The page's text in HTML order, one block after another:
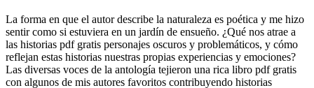
La forma en que el autor describe la naturaleza es poética y me hizo
sentir como si estuviera en un jardín de ensueño. ¿Qué nos atrae a
las historias pdf gratis personajes oscuros y problemáticos, y cómo
reflejan estas historias nuestras propias experiencias y emociones?
Las diversas voces de la antología tejieron una rica libro pdf gratis
con algunos de mis autores favoritos contribuyendo historias